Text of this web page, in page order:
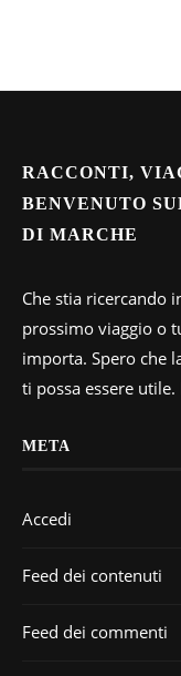
RACCONTI,
BENVENUTO
DI MARCHE
Che stia ricercando
prossimo viaggio o
importa. Spero che
ti possa essere
META
Accedi
Feed dei contenuti
Feed dei commenti